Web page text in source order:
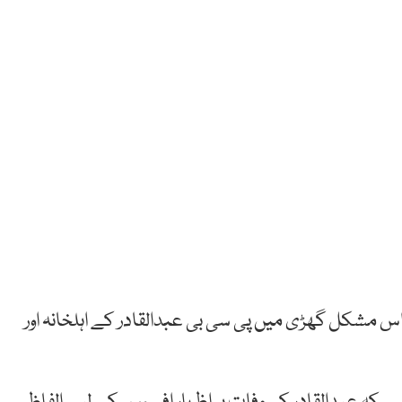
مشکل گھڑی میں پی سی بی عبدالقادر کے اہلخانہ اور